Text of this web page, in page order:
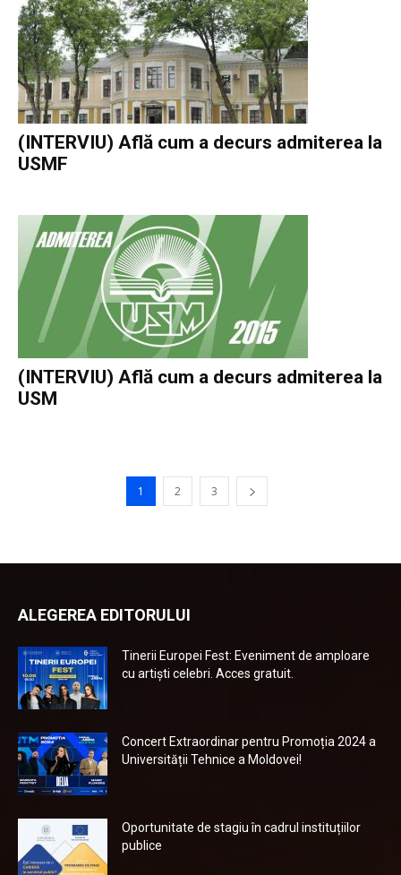
(INTERVIU) Află cum a decurs admiterea la
USMF
(INTERVIU) Află cum a decurs admiterea la
USM
1 2 3
ALEGEREA EDITORULUI
Tinerii Europei Fest: Eveniment de amploare
cu artiști celebri. Acces gratuit.
Concert Extraordinar pentru Promoția 2024 a
Universității Tehnice a Moldovei!
Oportunitate de stagiu în cadrul instituțiilor
publice